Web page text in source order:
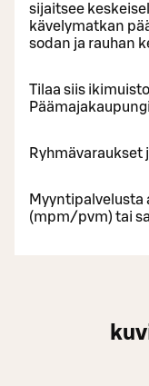
sijaitsee
kävelymatkan
sodan ja rauhan
Tilaa siis
Ryhmävaraukset
Myyntipalvelusta
(mpm/pvm) tai